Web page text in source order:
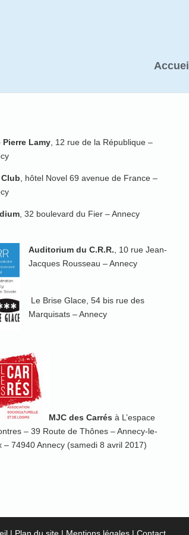
Accueil
Pierre Lamy , 12 rue de la République –
, hôtel Novel 69 avenue de France –
, 32 boulevard du Fier – Annecy
Auditorium du C.R.R. , 10 rue Jean-
Jacques Rousseau – Annecy
Le Brise Glace, 54 bis rue des
Marquisats – Annecy
MJC des Carrés à L’espace
– 39 Route de Thônes – Annecy-le-
– 74940 Annecy (samedi 8 avril 2017)